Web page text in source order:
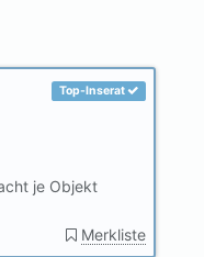
Top-Inserat
je Objekt
Merkliste